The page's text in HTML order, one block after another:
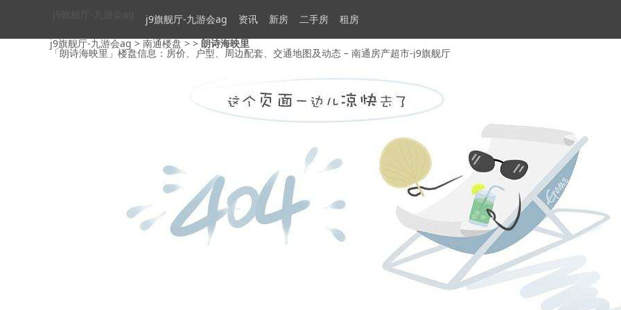
j9旗舰厅-九游会ag 资讯 新房 二手房 租房
j9旗舰厅-九游会ag>南通楼盘> >朗诗海映里
「朗诗海映里」楼盘信息：房价、户型、周边配套、交通地图及动态 – 南通房产超市-j9旗舰厅